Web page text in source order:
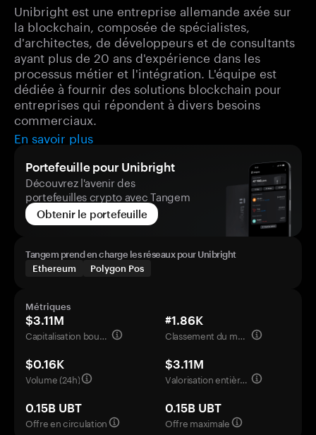
Unibright est une entreprise allemande axée sur
la blockchain, composée de spécialistes,
d'architectes, de développeurs et de consultants
ayant plus de 20 ans d'expérience dans les
processus métier et l'intégration. L'équipe est
dédiée à fournir des solutions blockchain pour
entreprises qui répondent à divers besoins
commerciaux.
En savoir plus
Portefeuille pour Unibright
Découvrez l'avenir des
portefeuilles crypto avec Tangem
Obtenir le portefeuille
Tangem prend en charge les réseaux pour Unibright
Ethereum
Polygon Pos
Métriques
$3.11M
Capitalisation boursière
#1.86K
Classement du marché
$0.16K
Volume (24h)
$3.11M
Valorisation entièrement diluée
0.15B UBT
Offre en circulation
0.15B UBT
Offre maximale